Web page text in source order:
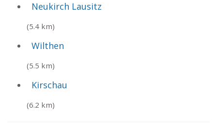
Neukirch Lausitz
(5.4 km)
Wilthen
(5.5 km)
Kirschau
(6.2 km)